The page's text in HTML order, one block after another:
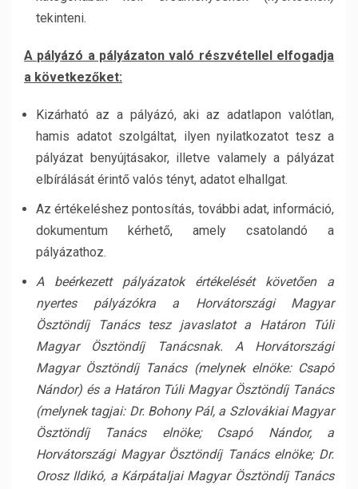
tekinteni.
A pályázó a pályázaton való részvétellel elfogadja
a következőket:
Kizárható az a pályázó, aki az adatlapon valótlan,
hamis adatot szolgáltat, ilyen nyilatkozatot tesz a
pályázat benyújtásakor, illetve valamely a pályázat
elbírálását érintő valós tényt, adatot elhallgat.
Az értékeléshez pontosítás, további adat, információ,
dokumentum kérhető, amely csatolandó a
pályázathoz.
A beérkezett pályázatok értékelését követően a
nyertes pályázókra a Horvátországi Magyar
Ösztöndíj Tanács tesz javaslatot a Határon Túli
Magyar Ösztöndíj Tanácsnak. A Horvátországi
Magyar Ösztöndíj Tanács (melynek elnöke: Csapó
Nándor) és a Határon Túli Magyar Ösztöndíj Tanács
(melynek tagjai: Dr. Bohony Pál, a Szlovákiai Magyar
Ösztöndíj Tanács elnöke; Csapó Nándor, a
Horvátországi Magyar Ösztöndíj Tanács elnöke; Dr.
Orosz Ildikó, a Kárpátaljai Magyar Ösztöndíj Tanács